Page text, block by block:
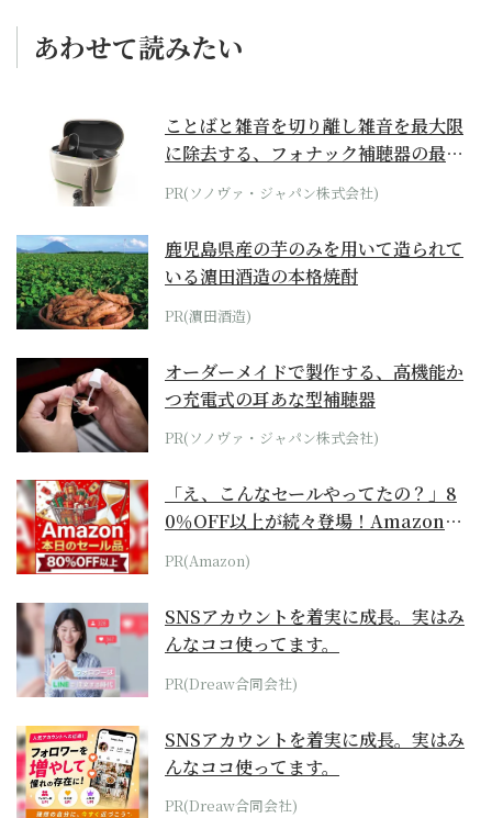
あわせて読みたい
ことばと雑音を切り離し雑音を最大限
に除去する、フォナック補聴器の最上
位モデル
PR(ソノヴァ・ジャパン株式会社)
鹿児島県産の芋のみを用いて造られて
いる濵田酒造の本格焼酎
PR(濵田酒造)
オーダーメイドで製作する、高機能か
つ充電式の耳あな型補聴器
PR(ソノヴァ・ジャパン株式会社)
「え、こんなセールやってたの？」8
0％OFF以上が続々登場！Amazonの
本気が...
PR(Amazon)
SNSアカウントを着実に成長。実はみ
んなココ使ってます。
PR(Dreaw合同会社)
SNSアカウントを着実に成長。実はみ
んなココ使ってます。
PR(Dreaw合同会社)